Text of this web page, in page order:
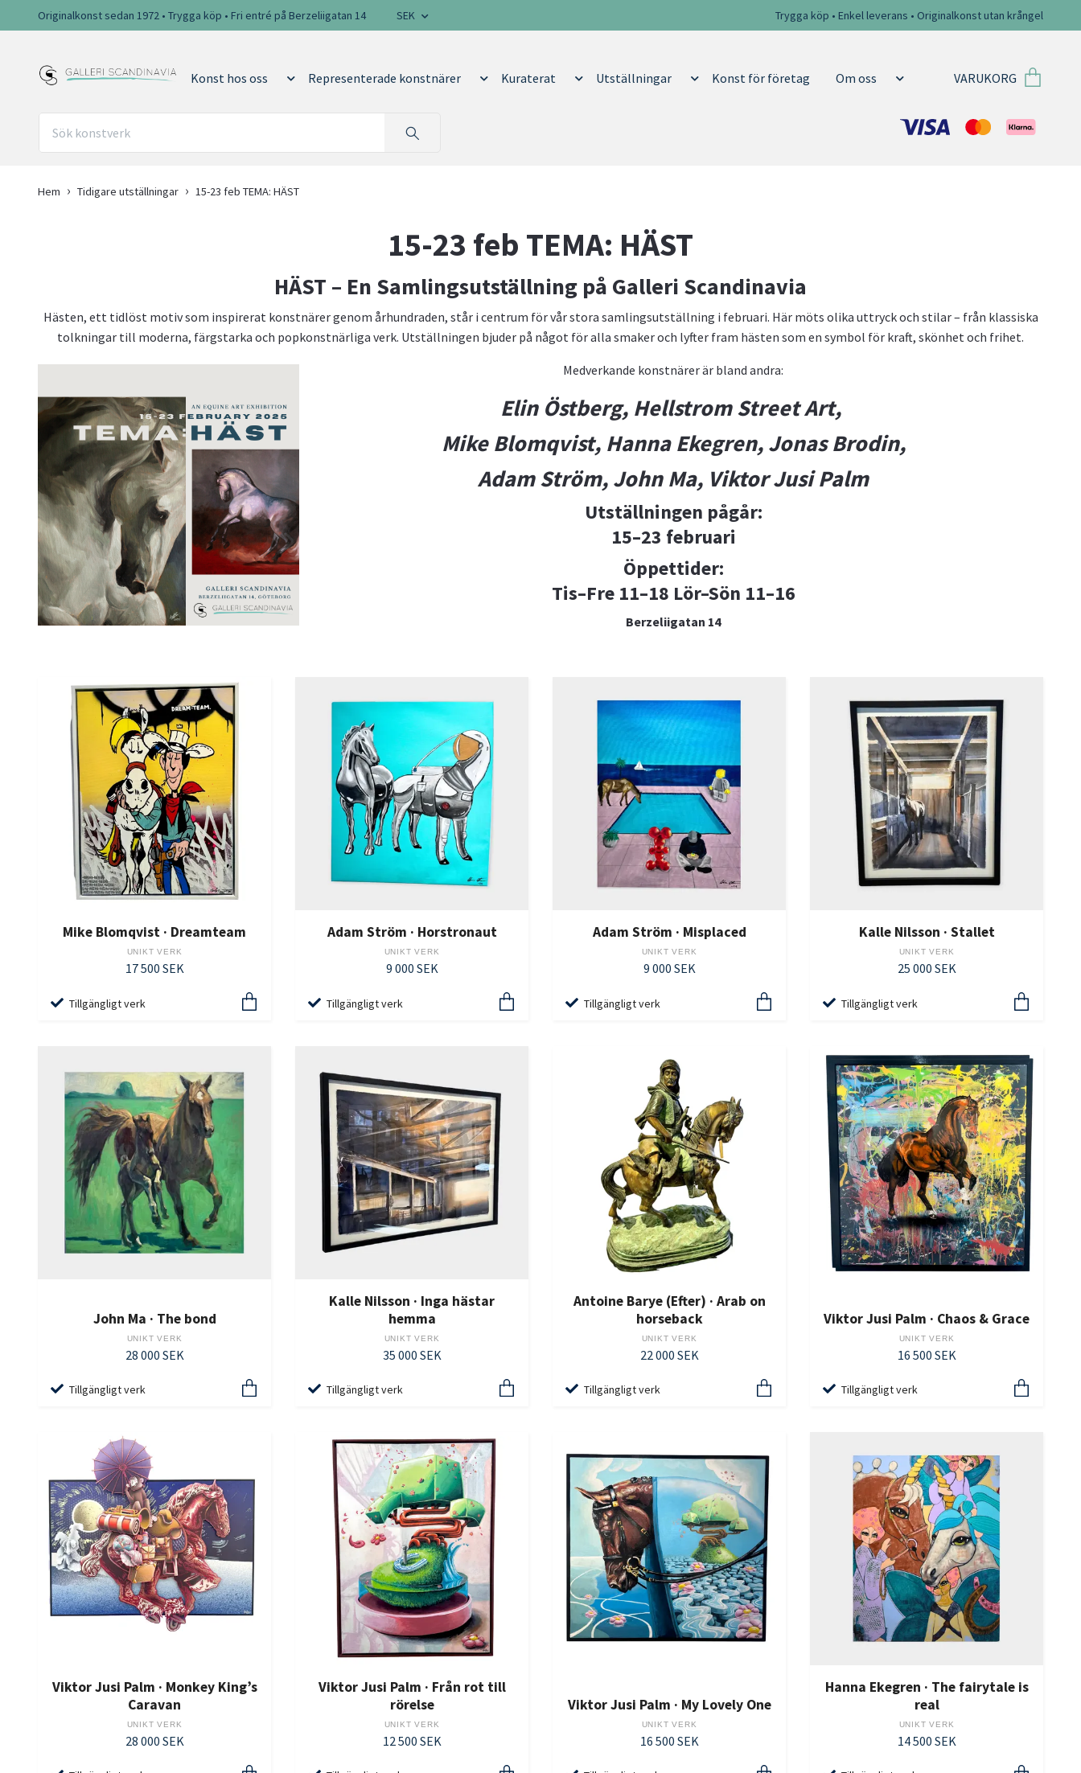
Originalkonst sedan 1972 • Trygga köp • Fri entré på Berzeliigatan 14 SEK Trygga köp • Enkel leverans • Originalkonst utan krångel
Konst hos oss Representerade konstnärer Kuraterat Utställningar Konst för företag Om oss VARUKORG
Hem Tidigare utställningar 15-23 feb TEMA: HÄST
15-23 feb TEMA: HÄST
HÄST – En Samlingsutställning på Galleri Scandinavia
Hästen, ett tidlöst motiv som inspirerat konstnärer genom århundraden, står i centrum för vår stora samlingsutställning i februari. Här möts olika uttryck och stilar – från klassiska
tolkningar till moderna, färgstarka och popkonstnärliga verk. Utställningen bjuder på något för alla smaker och lyfter fram hästen som en symbol för kraft, skönhet och frihet.
Medverkande konstnärer är bland andra:
Elin Östberg, HellstromStreet Art,
MikeBlomqvist, HannaEkegren,JonasBrodin,
AdamStröm, JohnMa, ViktorJusiPalm
Utställningen pågår:
15–23 februari
Öppettider:
Tis–Fre 11–18 Lör–Sön 11–16
Berzeliigatan 14
Mike Blomqvist · Dreamteam
UNIKT VERK
17 500 SEK
Tillgängligt verk
Adam Ström · Horstronaut
UNIKT VERK
9 000 SEK
Tillgängligt verk
Adam Ström · Misplaced
UNIKT VERK
9 000 SEK
Tillgängligt verk
Kalle Nilsson · Stallet
UNIKT VERK
25 000 SEK
Tillgängligt verk
John Ma · The bond
UNIKT VERK
28 000 SEK
Tillgängligt verk
Kalle Nilsson · Inga hästar
hemma
UNIKT VERK
35 000 SEK
Tillgängligt verk
Antoine Barye (Efter) · Arab on
horseback
UNIKT VERK
22 000 SEK
Tillgängligt verk
Viktor Jusi Palm · Chaos & Grace
UNIKT VERK
16 500 SEK
Tillgängligt verk
Viktor Jusi Palm · Monkey King’s
Caravan
UNIKT VERK
28 000 SEK
Viktor Jusi Palm · Från rot till
rörelse
UNIKT VERK
12 500 SEK
Viktor Jusi Palm · My Lovely One
UNIKT VERK
16 500 SEK
Hanna Ekegren · The fairytale is
real
UNIKT VERK
14 500 SEK